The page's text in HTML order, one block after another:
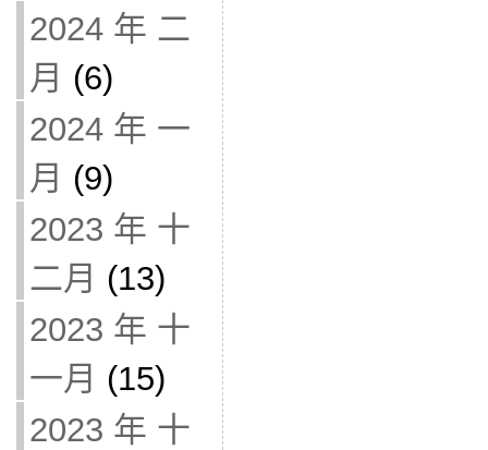
2024 年 二
月 (6)
2024 年 一
月 (9)
2023 年 十
二月 (13)
2023 年 十
一月 (15)
2023 年 十